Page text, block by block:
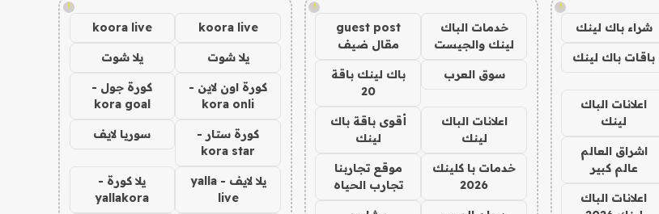
!
شراء باك لينك
باقات باك لينك
اعلانات الباك
لينك
اشراق العالم
عالم كبير
اعلانات الباك
!
خدمات الباك
لينك والجيست
guest post
مقال ضيف
سوق العرب
باك لينك باقة
20
اعلانات الباك
لينك
أقوى باقة باك
لينك
خدمات با كلينك
2026
موقع تجاربنا
تجارب الحياه
!
koora live
koora live
يلا شوت يلا شوت
كورة اون لاين -
kora onli
كورة جول -
kora goal
كورة ستار -
kora star
سوريا لايف
يلا لايف - yalla
live
يلا كورة -
yallakora